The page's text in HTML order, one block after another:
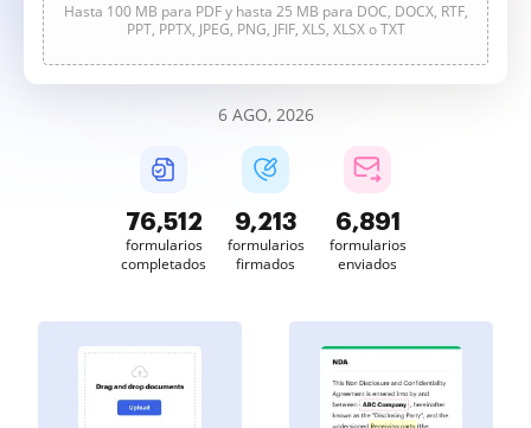
Hasta 100 MB para PDF y hasta 25 MB para DOC, DOCX, RTF,
PPT, PPTX, JPEG, PNG, JFIF, XLS, XLSX o TXT
6 AGO, 2026
76,512
formularios
completados
9,213
formularios
firmados
6,891
formularios
enviados